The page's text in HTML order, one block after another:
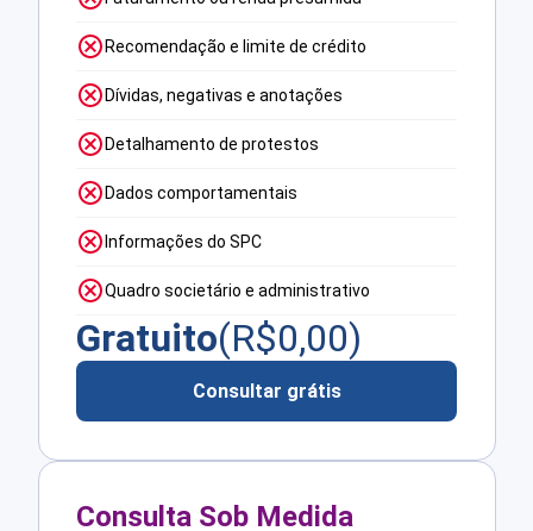
Recomendação e limite de crédito
Dívidas, negativas e anotações
Detalhamento de protestos
Dados comportamentais
Informações do SPC
Quadro societário e administrativo
Gratuito(R$0,00)
Consultar grátis
Consulta Sob Medida